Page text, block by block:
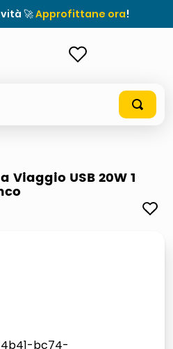
🚀Approfittane ora!
Viaggio USB 20W 1